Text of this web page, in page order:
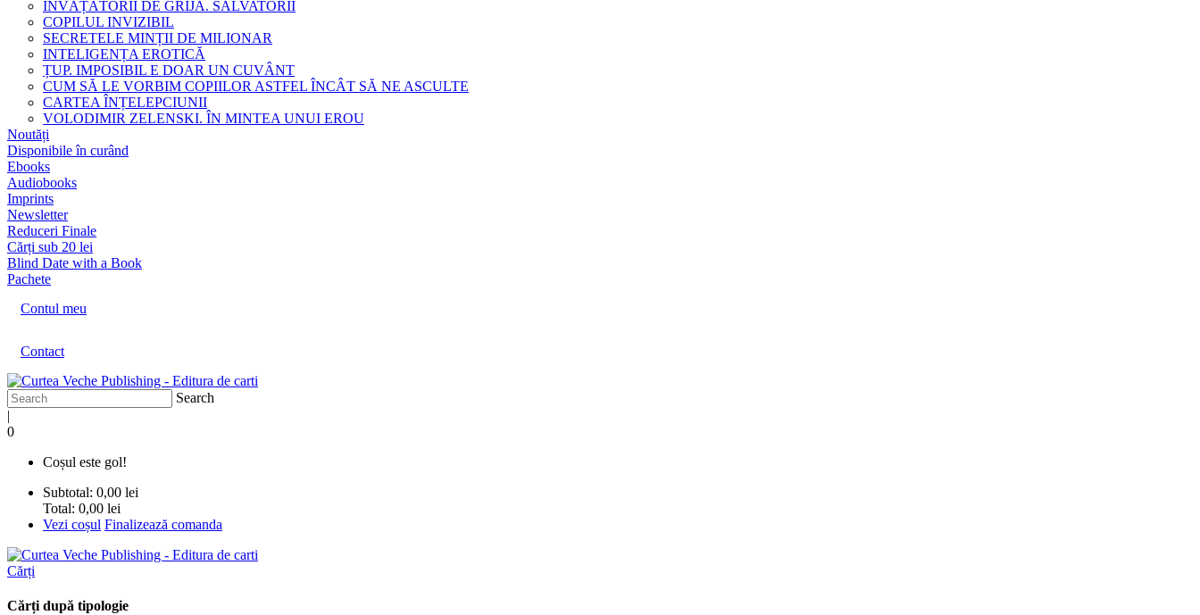
INVĂȚĂTORII DE GRIJĂ. SALVATORII
COPILUL INVIZIBIL
SECRETELE MINȚII DE MILIONAR
INTELIGENȚA EROTICĂ
ȚUP. IMPOSIBIL E DOAR UN CUVÂNT
CUM SĂ LE VORBIM COPIILOR ASTFEL ÎNCÂT SĂ NE ASCULTE
CARTEA ÎNȚELEPCIUNII
VOLODIMIR ZELENSKI. ÎN MINTEA UNUI EROU
Noutăți
Disponibile în curând
Ebooks
Audiobooks
Imprints
Newsletter
Reduceri Finale
Cărți sub 20 lei
Blind Date with a Book
Pachete
Contul meu
Contact
Search
|
0
Coșul este gol!
Subtotal: 0,00 lei
Total: 0,00 lei
Vezi coșul Finalizează comanda
Cărți
Cărți după tipologie